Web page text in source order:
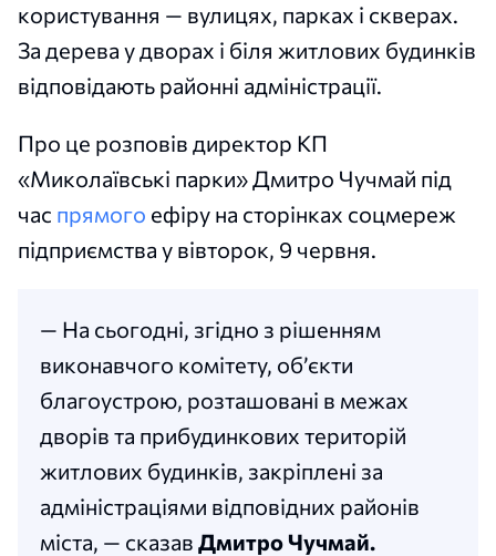
користування — вулицях, парках і скверах.
За дерева у дворах і біля житлових будинків
відповідають районні адміністрації.
Про це розповів директор КП
«Миколаївські парки» Дмитро Чучмай під
час прямого ефіру на сторінках соцмереж
підприємства у вівторок, 9 червня.
— На сьогодні, згідно з рішенням
виконавчого комітету, об’єкти
благоустрою, розташовані в межах
дворів та прибудинкових територій
житлових будинків, закріплені за
адміністраціями відповідних районів
міста, — сказав Дмитро Чучмай.